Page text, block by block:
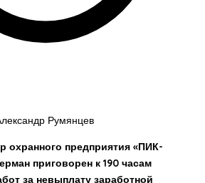
Румянцев
охранного предприятия «ПИК-
приговорен к 190 часам
за невыплату заработной